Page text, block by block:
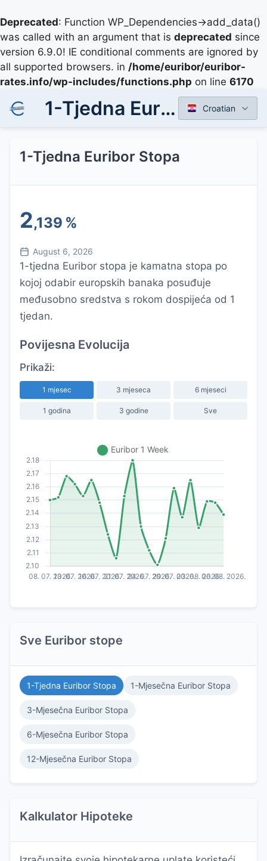
Deprecated: Function WP_Dependencies->add_data()
was called with an argument that is deprecated since
version 6.9.0! IE conditional comments are ignored by
all supported browsers. in /home/euribor/euribor-
rates.info/wp-includes/functions.php on line 6170
1-Tjedna Euribor Stopa Croatian
1-Tjedna Euribor Stopa
2,139 %
August 6, 2026
1-tjedna Euribor stopa je kamatna stopa po
kojoj odabir europskih banaka posuđuje
međusobno sredstva s rokom dospijeća od 1
tjedan.
Povijesna Evolucija
Prikaži:
1 mjesec 3 mjeseca 6 mjeseci
1 godina 3 godine Sve
Sve Euribor stope
1-Tjedna Euribor Stopa 1-Mjesečna Euribor Stopa
3-Mjesečna Euribor Stopa
6-Mjesečna Euribor Stopa
12-Mjesečna Euribor Stopa
Kalkulator Hipoteke